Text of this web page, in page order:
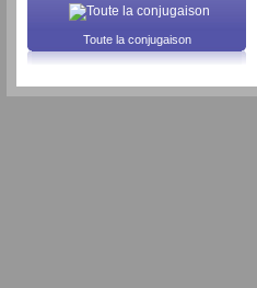
Toute la conjugaison